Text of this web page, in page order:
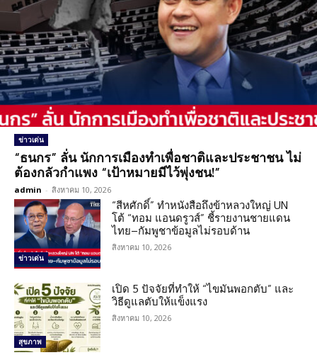
ข่าวเด่น
“ธนกร” ลั่น นักการเมืองทำเพื่อชาติและประชาชน ไม่
ต้องกลัวกำแพง “เป้าหมายมีไว้พุ่งชน!”
admin - สิงหาคม 10, 2026
ข่าวเด่น
“สีหศักดิ์” ทำหนังสือถึงข้าหลวงใหญ่ UN
โต้ “ทอม แอนดรูวส์” ชี้รายงานชายแดน
ไทย–กัมพูชาข้อมูลไม่รอบด้าน
สิงหาคม 10, 2026
สุขภาพ
เปิด 5 ปัจจัยที่ทำให้ “ไขมันพอกตับ” และ
วิธีดูแลตับให้แข็งแรง
สิงหาคม 10, 2026